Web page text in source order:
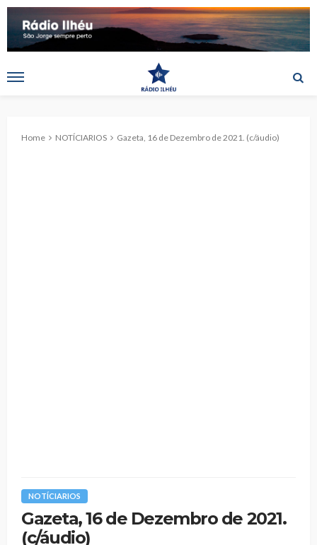
Home NOTÍCIARIOS Gazeta, 16 de Dezembro de 2021. (c/áudio)
NOTÍCIARIOS
Gazeta, 16 de Dezembro de 2021.
(c/áudio)